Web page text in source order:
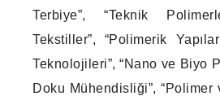
Terbiye”, “Teknik
Tekstiller”, “Polimerik
Teknolojileri”, “Nano ve Biyo
Doku Mühendisliği”,